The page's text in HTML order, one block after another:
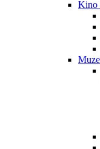
Kino